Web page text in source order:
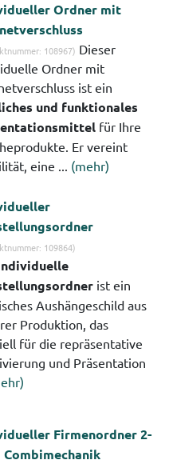
Ordner mit
108967) Dieser
Ordner mit
ist ein
und funktionales
für Ihre
Er vereint
eine ... (mehr)
109864)
ist ein
Aushängeschild aus
Produktion, das
für die repräsentative
und Präsentation
Firmenordner 2-
Combimechanik